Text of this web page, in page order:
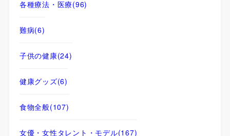
各種療法・医療(96)
難病(6)
子供の健康(24)
健康グッズ(6)
食物全般(107)
女優・女性タレント・モデル(167)